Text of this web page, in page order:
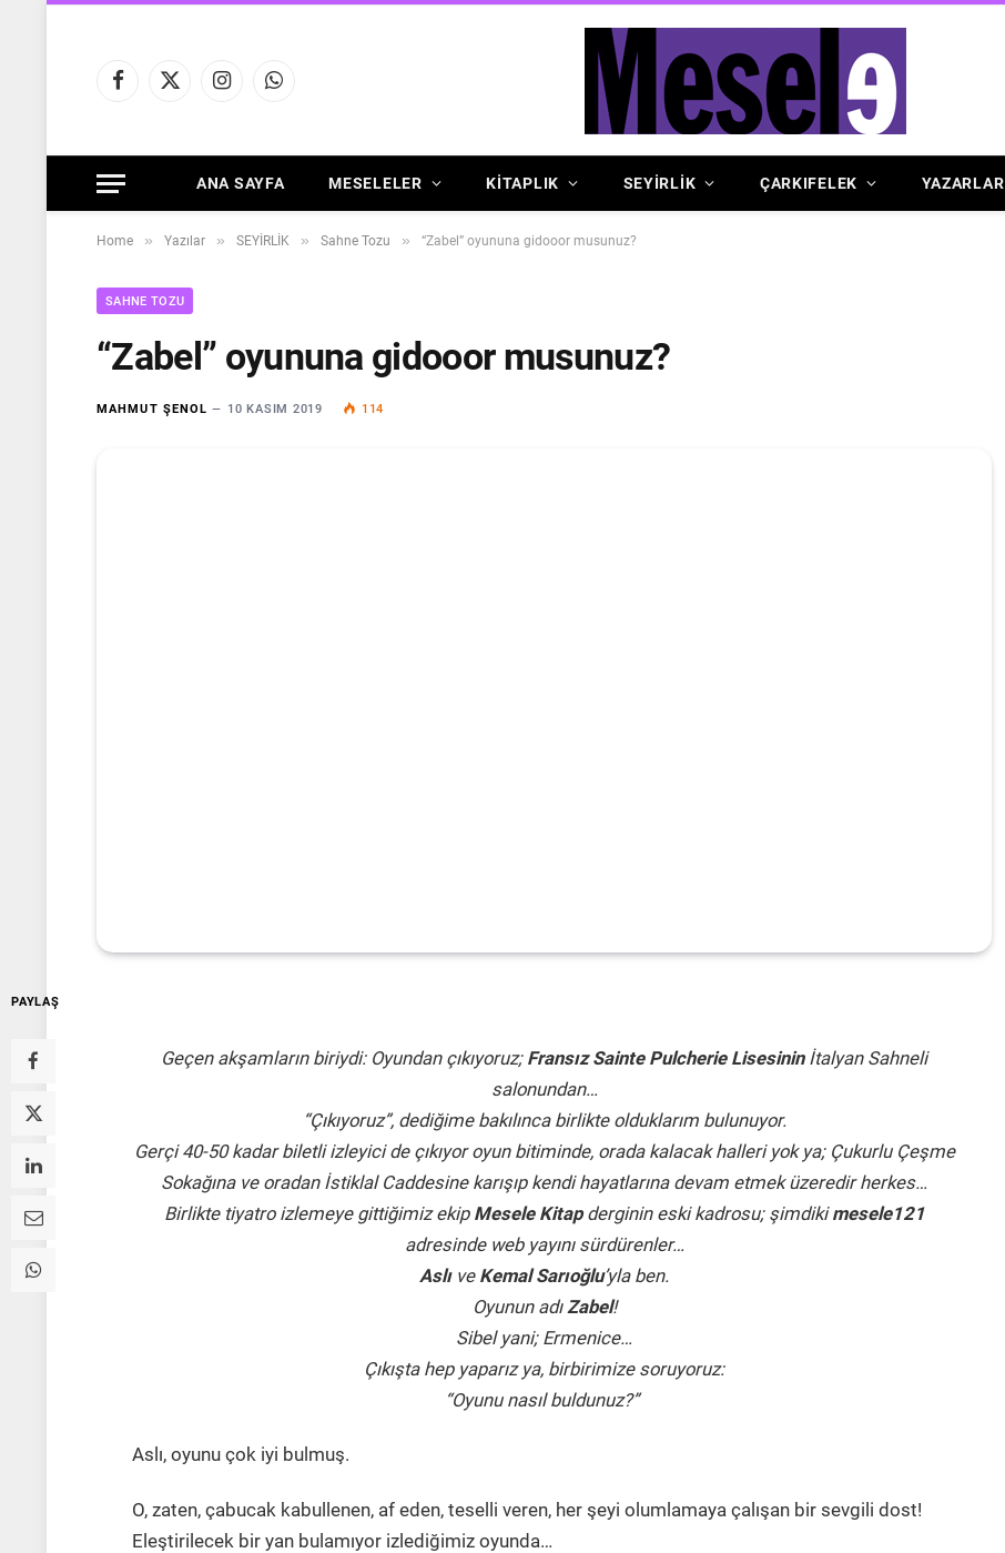
Facebook
X
InstagramWhatsApp
ANA SAYFA MESELELER KİTAPLIK SEYİRLİK ÇARKIFELEK YAZARLAR
Home » Yazılar » SEYİRLİK » Sahne Tozu » “Zabel” oyununa gidooor musunuz?
SAHNE TOZU
“Zabel” oyununa gidooor musunuz?
MAHMUT ŞENOL 10 KASIM 2019 114
PAYLAŞ
Geçen akşamların biriydi: Oyundan çıkıyoruz; Fransız Sainte Pulcherie Lisesininİtalyan Sahneli
salonundan…
“Çıkıyoruz”, dediğime bakılınca birlikte olduklarım bulunuyor.
Gerçi 40-50 kadar biletli izleyici de çıkıyor oyun bitiminde, orada kalacak halleri yok ya; Çukurlu Çeşme
Sokağına ve oradan İstiklal Caddesine karışıp kendi hayatlarına devam etmek üzeredir herkes…
Birlikte tiyatro izlemeye gittiğimiz ekip Mesele Kitapderginin eski kadrosu; şimdikimesele121
adresinde web yayını sürdürenler…
Aslıve Kemal Sarıoğlu’yla ben.
Oyunun adı Zabel!
Sibel yani; Ermenice…
Çıkışta hep yaparız ya, birbirimize soruyoruz:
“Oyunu nasıl buldunuz?”
Aslı, oyunu çok iyi bulmuş.
O, zaten, çabucak kabullenen, af eden, teselli veren, her şeyi olumlamaya çalışan bir sevgili dost!
Eleştirilecek bir yan bulamıyor izlediğimiz oyunda…